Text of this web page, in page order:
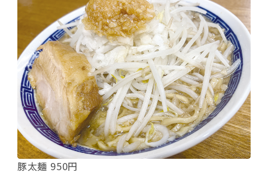
豚太麺 950円